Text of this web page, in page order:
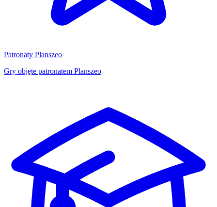
Patronaty Planszeo
Gry objęte patronatem Planszeo